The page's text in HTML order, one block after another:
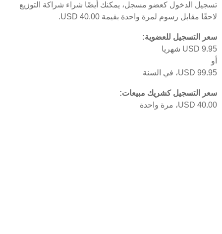
تسجيل الدخول كعضو مسجل، يمكنك أيضًا شراء شراكة التوزيع
لاحقًا مقابل رسوم لمرة واحدة بقيمة USD 40.00.
سعر التسجيل للعضوية:
USD 9.95 شهريا
أو
USD 99.95، في السنة
سعر التسجيل كشريك مبيعات:
USD 40.00، مرة واحدة